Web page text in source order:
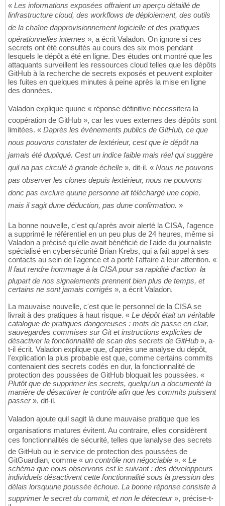
« Les informations exposées offraient un aperçu détaillé de
linfrastructure cloud, des workflows de déploiement, des outils
de la chaîne dapprovisionnement logicielle et des pratiques
opérationnelles internes », a écrit Valadon. On ignore si ces
secrets ont été consultés au cours des six mois pendant
lesquels le dépôt a été en ligne. Des études ont montré que les
attaquants surveillent les ressources cloud telles que les dépôts
GitHub à la recherche de secrets exposés et peuvent exploiter
les fuites en quelques minutes à peine après la mise en ligne
des données.
Valadon explique quune « réponse définitive nécessitera la
coopération de GitHub », car les vues externes des dépôts sont
limitées. « Daprès les événements publics de GitHub, ce que
nous pouvons constater de lextérieur, cest que le dépôt na
jamais été dupliqué. Cest un indice faible mais réel qui suggère
quil na pas circulé à grande échelle », dit-il. « Nous ne pouvons
pas observer les clones depuis lextérieur, nous ne pouvons
donc pas exclure quune personne ait téléchargé une copie,
mais il sagit dune déduction, pas dune confirmation. »
La bonne nouvelle, c'est qu'après avoir alerté la CISA, l'agence
a supprimé le référentiel en un peu plus de 24 heures, même si
Valadon a précisé qu'elle avait bénéficié de l'aide du journaliste
spécialisé en cybersécurité Brian Krebs, qui a fait appel à ses
contacts au sein de l'agence et a porté l'affaire à leur attention. «
Il faut rendre hommage à la CISA pour sa rapidité d'action  la
plupart de nos signalements prennent bien plus de temps, et
certains ne sont jamais corrigés », a écrit Valadon.
La mauvaise nouvelle, c'est que le personnel de la CISA se
livrait à des pratiques à haut risque. « Le dépôt était un véritable
catalogue de pratiques dangereuses : mots de passe en clair,
sauvegardes commises sur Git et instructions explicites de
désactiver la fonctionnalité de scan des secrets de GitHub », a-
t-il écrit. Valadon explique que, d'après une analyse du dépôt,
l'explication la plus probable est que, comme certains commits
contenaient des secrets codés en dur, la fonctionnalité de
protection des poussées de GitHub bloquait les poussées. «
Plutôt que de supprimer les secrets, quelqu'un a documenté la
manière de désactiver le contrôle afin que les commits puissent
passer», dit-il.
Valadon ajoute quil sagit là dune mauvaise pratique que les
organisations matures évitent. Au contraire, elles considèrent
ces fonctionnalités de sécurité, telles que lanalyse des secrets
de GitHub ou le service de protection des poussées de
GitGuardian, comme « un contrôle non négociable ». « Le
schéma que nous observons est le suivant : des développeurs
individuels désactivent cette fonctionnalité sous la pression des
délais lorsquune poussée échoue. La bonne réponse consiste à
supprimer le secret du commit, et non le détecteur», précise-t-